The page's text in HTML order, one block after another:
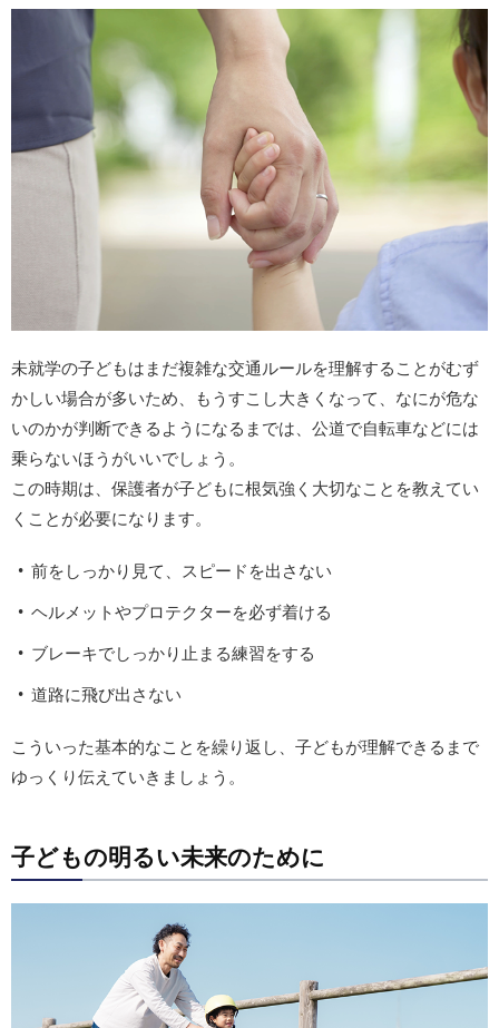
未就学の子どもはまだ複雑な交通ルールを理解することがむず
かしい場合が多いため、もうすこし大きくなって、なにが危な
いのかが判断できるようになるまでは、公道で自転車などには
乗らないほうがいいでしょう。
この時期は、保護者が子どもに根気強く大切なことを教えてい
くことが必要になります。
前をしっかり見て、スピードを出さない
ヘルメットやプロテクターを必ず着ける
ブレーキでしっかり止まる練習をする
道路に飛び出さない
こういった基本的なことを繰り返し、子どもが理解できるまで
ゆっくり伝えていきましょう。
子どもの明るい未来のために